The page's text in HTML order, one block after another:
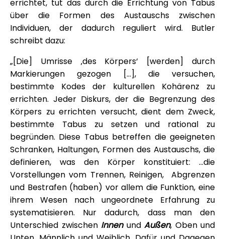
errichtet, tut das durch die Errichtung von Tabus
über die Formen des Austauschs zwischen
Individuen, der dadurch reguliert wird. Butler
schreibt dazu:
„[Die] Umrisse ‚des Körpers‘ [werden] durch
Markierungen gezogen […], die versuchen,
bestimmte Kodes der kulturellen Kohärenz zu
errichten. Jeder Diskurs, der die Begrenzung des
Körpers zu errichten versucht, dient dem Zweck,
bestimmte Tabus zu setzen und rational zu
begründen. Diese Tabus betreffen die geeigneten
Schranken, Haltungen, Formen des Austauschs, die
definieren, was den Körper konstituiert: …die
Vorstellungen vom Trennen, Reinigen, Abgrenzen
und Bestrafen (haben) vor allem die Funktion, eine
ihrem Wesen nach ungeordnete Erfahrung zu
systematisieren. Nur dadurch, dass man den
Unterschied zwischen Innenund Außen, Oben und